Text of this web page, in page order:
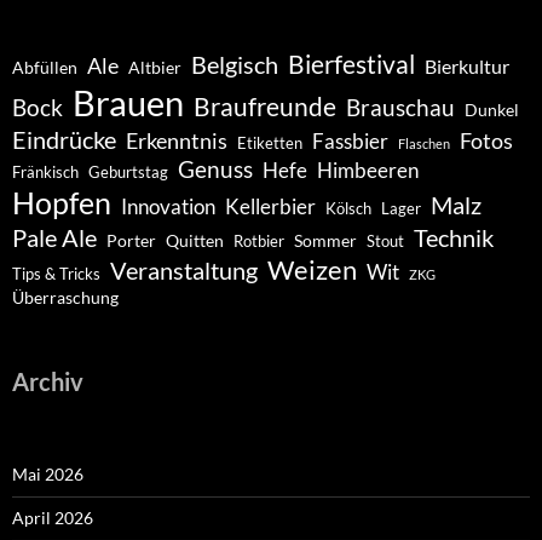
Abfüllen Ale Altbier Belgisch Bierfestival Bierkultur
Bock Brauen Braufreunde Brauschau Dunkel
Eindrücke Erkenntnis Etiketten Fassbier Flaschen Fotos
Fränkisch Geburtstag Genuss Hefe Himbeeren
Hopfen Innovation Kellerbier Kölsch Lager Malz
Pale Ale Porter Quitten Rotbier Sommer Stout Technik
Tips & Tricks Veranstaltung Weizen Wit ZKG
Überraschung
Archiv
Mai 2026
April 2026